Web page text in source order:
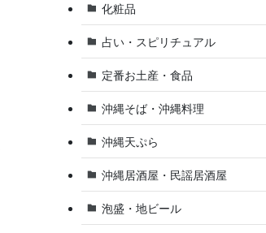
化粧品
占い・スピリチュアル
定番お土産・食品
沖縄そば・沖縄料理
沖縄天ぷら
沖縄居酒屋・民謡居酒屋
泡盛・地ビール